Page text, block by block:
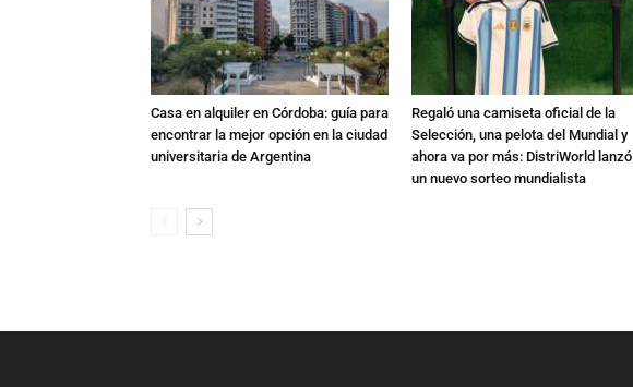
Casa en alquiler en Córdoba: guía para
encontrar la mejor opción en la ciudad
universitaria de Argentina
Regaló una camiseta oficial de la
Selección, una pelota del Mundial y
ahora va por más: DistriWorld lanzó
un nuevo sorteo mundialista